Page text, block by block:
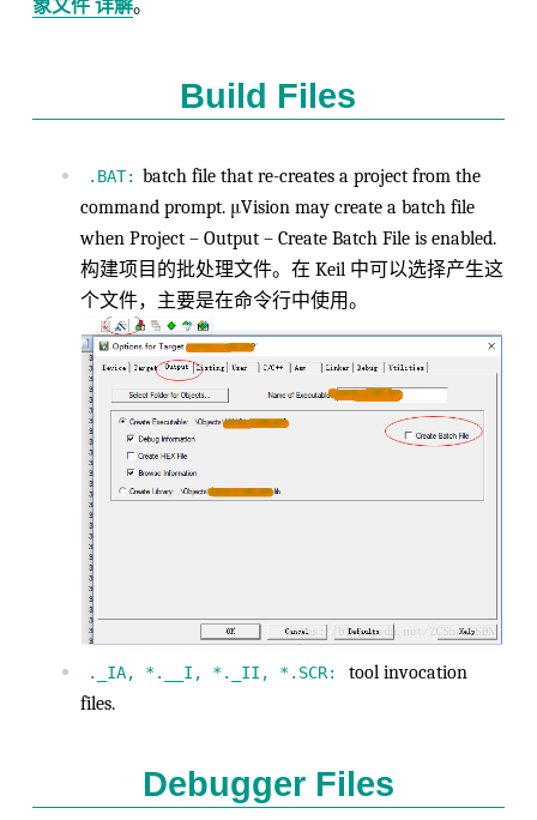
象文件 详解。
Build Files
.BAT: batch file that re-creates a project from the
command prompt. μVision may create a batch file
when Project – Output – Create Batch File is enabled.
构建项目的批处理文件。在 Keil 中可以选择产生这
个文件，主要是在命令行中使用。
._IA, *.__I, *._II, *.SCR:
tool invocation
files.
Debugger Files